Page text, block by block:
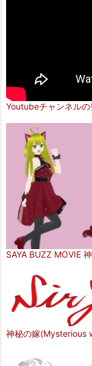
Youtubeチャンネルの
SAYA BUZZ MOVIE
神秘の嫁(Mysterious